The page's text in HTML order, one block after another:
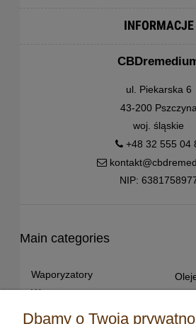
INFORMACJE
ul. Piekarska 6
43-200 Pszczyna
woj. śląskie
+48 32 555 04
NIP:
Main categories
Waporyzatory
Waporyzatory
Dbamy o Twoją